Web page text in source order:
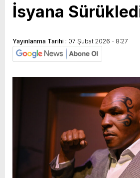
İsyana
Yayınlanma Tarihi : 07 Şubat 2026 - 8:27